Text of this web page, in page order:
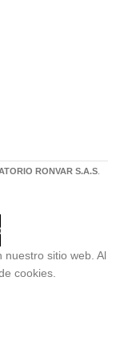
RONVAR S.A.S.
nuestro sitio web. Al
cookies.